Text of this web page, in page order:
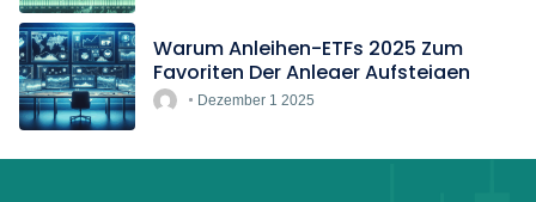
Warum Anleihen-ETFs 2025 Zum
Favoriten Der Anleger Aufsteigen
Dezember 1 2025